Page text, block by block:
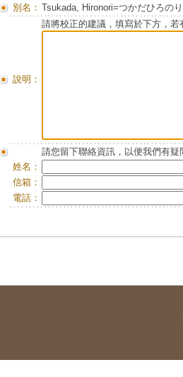
別名： Tsukada, Hironori=つかだひろのり
說明：
請將校正的建議，填寫於下方，若
請您留下聯絡資訊，以便我們有
姓名：
信箱：
電話：